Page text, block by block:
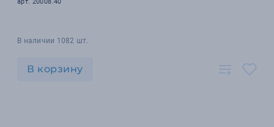
В наличии 1082 шт.
В корзину